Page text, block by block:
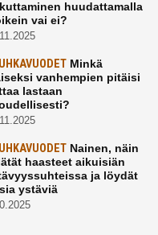
huudattamalla
vai ei?
Minkä
vanhempien pitäisi
lastaan
Nainen, näin
haasteet aikuisiän
ja löydät
ystäviä